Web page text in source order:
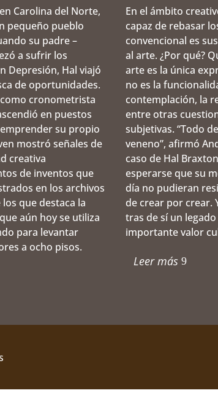
Carolina del Norte,
pequeño pueblo
su padre –
a sufrir los
Depresión, Hal viajó
de oportunidades.
cronometrista
en puestos
su propio
mostró señales de
creativa
de inventos que
en los archivos
que destaca la
aún hoy se utiliza
para levantar
a ocho pisos.
En el ámbito
capaz de rebasar
convencional es
al arte. ¿Por qué?
arte es la única
no es la
contemplación, la
entre otras
subjetivas. “Todo
veneno”, afirmó
caso de Hal
esperarse que su
día no pudieran
de crear por crear.
tras de sí un
importante valor
Leer más